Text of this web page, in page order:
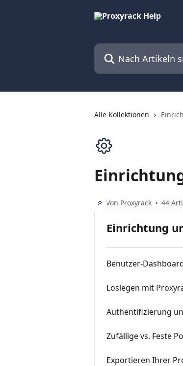
Nach Artikeln suchen …
Alle Kollektionen
Von Proxyrack 44
Einrichtung
Benutzer-
Loslegen mit
Authentifizierung
Zufällige vs. Feste
Exportieren Ihrer